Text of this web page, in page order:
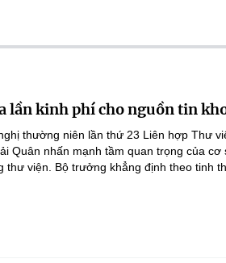
lần kinh phí cho nguồn tin
thường niên lần thứ 23 Liên hợp Thư
Quân nhấn mạnh tầm quan trọng của
thư viện. Bộ trưởng khẳng định theo tinh